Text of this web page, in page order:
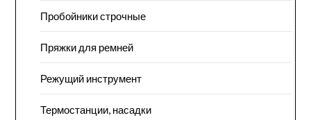
Пробойники строчные
Пряжки для ремней
Режущий инструмент
Термостанции, насадки